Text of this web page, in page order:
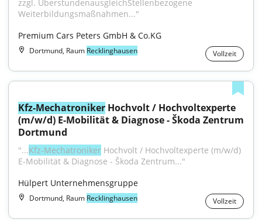
zzgl. ÜberstundenausgleichStellenbezogene
Weiterbildungsmaßnahmen..."
Premium Cars Peters GmbH & Co.KG
Dortmund, Raum Recklinghausen Vollzeit
Kfz-Mechatroniker Hochvolt / Hochvoltexperte
(m/w/d) E-Mobilität & Diagnose - Škoda Zentrum
Dortmund
"...Kfz-Mechatroniker Hochvolt / Hochvoltexperte (m/w/d)
E-Mobilität & Diagnose - Škoda Zentrum..."
Hülpert Unternehmensgruppe
Dortmund, Raum Recklinghausen Vollzeit